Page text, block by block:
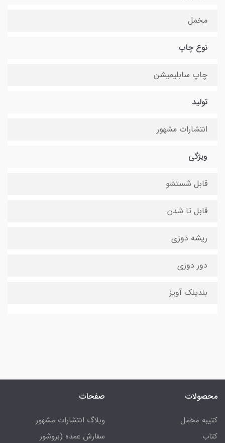
مخمل
نوع چاپ
چاپ سابلیمیشن
تولید
انتشارات مشهور
ویژگی
قابل شستشو
قابل تا شدن
ریشه دوزی
دور دوزی
بندینک آویز
محصولات
کتیبه مخمل
کتاب
صفحات
وبلاگ انتشارات مشهور
سفارش عمده (بروشور